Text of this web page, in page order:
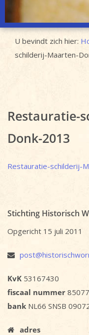
U bevindt zich hier:
schilderij-Maarten-
Restauratie-
Donk-2013
Restauratie-schilderij-
Stichting Historisch
Opgericht 15 juli 2011
KvK 53167430
fiscaal nummer
bank NL66 SNSB
adres